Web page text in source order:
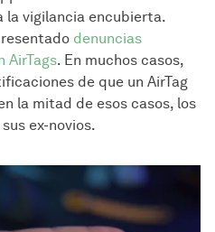
vigilancia encubierta.
denuncias
AirTags. En muchos casos,
de que un AirTag
la mitad de esos casos, los
ex-novios.